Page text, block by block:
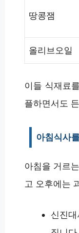
땅콩잼
올리브오일
이들 식재료
플하면서도
아침식사
아침을 거르
고 오후에는
신진